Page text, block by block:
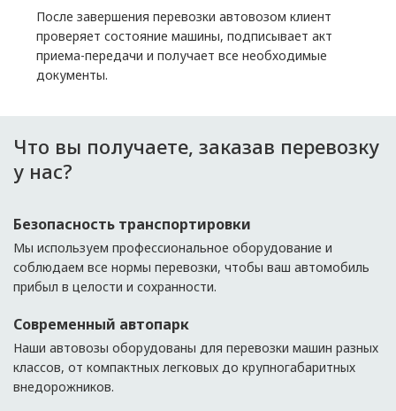
После завершения перевозки автовозом клиент
проверяет состояние машины, подписывает акт
приема-передачи и получает все необходимые
документы.
Что вы получаете, заказав перевозку
у нас?
Безопасность транспортировки
Мы используем профессиональное оборудование и
соблюдаем все нормы перевозки, чтобы ваш автомобиль
прибыл в целости и сохранности.
Современный автопарк
Наши автовозы оборудованы для перевозки машин разных
классов, от компактных легковых до крупногабаритных
внедорожников.